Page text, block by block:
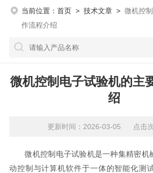
当前位置： 首页> 技术文章> 微机控
作流程介绍
微机控制电子试验机的主
绍
更新时间：2026-03-05 点击
微机控制电子试验机是一种集精密机
动控制与计算机软件于一体的智能化测